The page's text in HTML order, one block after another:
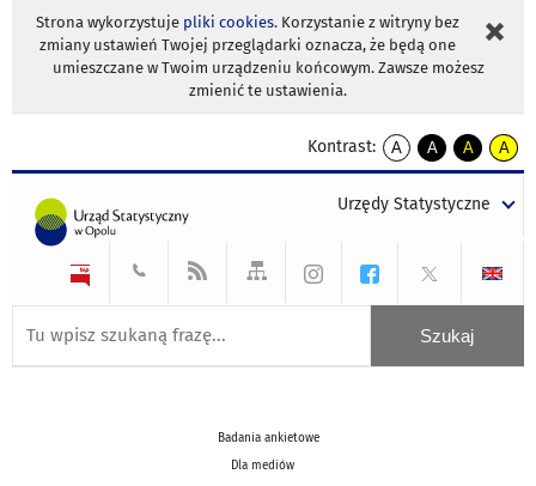
Strona wykorzystuje pliki cookies. Korzystanie z witryny bez
zmiany ustawień Twojej przeglądarki oznacza, że będą one
umieszczane w Twoim urządzeniu końcowym. Zawsze możesz
zmienić te ustawienia.
Kontrast:
A
kontrast
A
kontrast
tekst
czarnym
A
kontrast
tekst
czarnym
A
tekst
żółtym
Urzędy Statystyczne
Badania ankietowe
Dla mediów